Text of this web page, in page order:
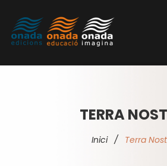
TERRA
Inici / Terra